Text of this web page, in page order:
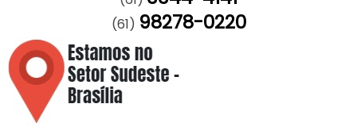
(61) 98278-0220